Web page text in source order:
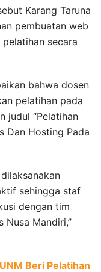
Karang Taruna
pembuatan web
secara
bahwa dosen
pelatihan pada
judul “Pelatihan
Dan Hosting Pada
sehingga staf
dengan tim
Nusa Mandiri,”
Beri Pelatihan